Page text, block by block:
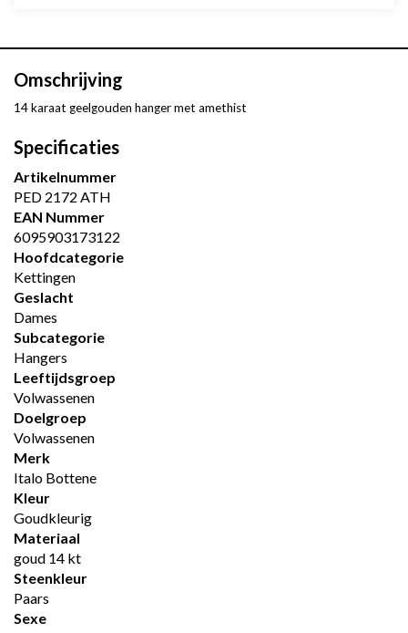
Omschrijving
14 karaat geelgouden hanger met amethist
Specificaties
Artikelnummer
PED 2172 ATH
EAN Nummer
6095903173122
Hoofdcategorie
Kettingen
Geslacht
Dames
Subcategorie
Hangers
Leeftijdsgroep
Volwassenen
Doelgroep
Volwassenen
Merk
Italo Bottene
Kleur
Goudkleurig
Materiaal
goud 14 kt
Steenkleur
Paars
Sexe